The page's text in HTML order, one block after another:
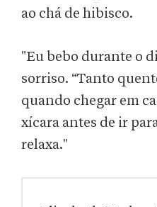
ao chá de hibisco.
"Eu bebo durante o
sorriso. “Tanto
quando chegar em
xícara antes de ir
relaxa."